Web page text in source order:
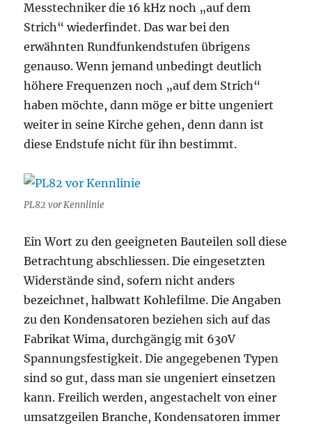
Messtechniker die 16 kHz noch „auf dem
Strich“ wiederfindet. Das war bei den
erwähnten Rundfunkendstufen übrigens
genauso. Wenn jemand unbedingt deutlich
höhere Frequenzen noch „auf dem Strich“
haben möchte, dann möge er bitte ungeniert
weiter in seine Kirche gehen, denn dann ist
diese Endstufe nicht für ihn bestimmt.
PL82 vor Kennlinie
Ein Wort zu den geeigneten Bauteilen soll diese
Betrachtung abschliessen. Die eingesetzten
Widerstände sind, sofern nicht anders
bezeichnet, halbwatt Kohlefilme. Die Angaben
zu den Kondensatoren beziehen sich auf das
Fabrikat Wima, durchgängig mit 630V
Spannungsfestigkeit. Die angegebenen Typen
sind so gut, dass man sie ungeniert einsetzen
kann. Freilich werden, angestachelt von einer
umsatzgeilen Branche, Kondensatoren immer